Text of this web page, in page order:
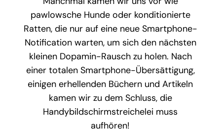
pawlowsche Hunde oder konditionierte
Ratten, die nur auf eine neue Smartphone-
Notification warten, um sich den nächsten
kleinen Dopamin-Rausch zu holen. Nach
einer totalen Smartphone-Übersättigung,
einigen erhellenden Büchern und Artikeln
kamen wir zu dem Schluss, die
Handybildschirmstreichelei muss
aufhören!